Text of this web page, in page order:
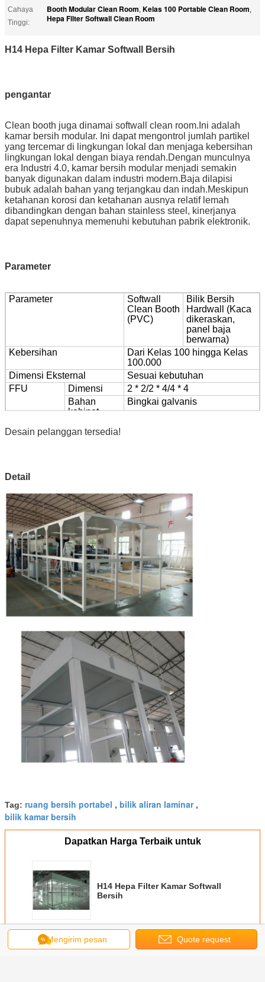
Cahaya
Tinggi:
Booth Modular Clean Room, Kelas 100 Portable Clean Room,
Hepa Filter Softwall Clean Room
H14 Hepa Filter Kamar Softwall Bersih
pengantar
Clean booth juga dinamai softwall clean room.Ini adalah
kamar bersih modular. Ini dapat mengontrol jumlah partikel
yang tercemar di lingkungan lokal dan menjaga kebersihan
lingkungan lokal dengan biaya rendah.Dengan munculnya
era Industri 4.0, kamar bersih modular menjadi semakin
banyak digunakan dalam industri modern.Baja dilapisi
bubuk adalah bahan yang terjangkau dan indah.Meskipun
ketahanan korosi dan ketahanan ausnya relatif lemah
dibandingkan dengan bahan stainless steel, kinerjanya
dapat sepenuhnya memenuhi kebutuhan pabrik elektronik.
Parameter
Parameter
Softwall
Clean Booth
(PVC)
Bilik Bersih
Hardwall (Kaca
dikeraskan,
panel baja
berwarna)
Kebersihan
Dari Kelas 100 hingga Kelas
100.000
Dimensi Eksternal
Sesuai kebutuhan
FFU
Dimensi
2 * 2/2 * 4/4 * 4
Bahan
kabinet
Bingkai galvanis
daya
Bahan Dinding
Dinding
PVC lunak
anti-statis
106 ~ 109Ω
tirai plastik
Petir Lampu
Tersedia dalam LED dan T5
Kondisi
udara
Sesuai
kebutuhan
Tersedia dalam AC suhu
konstan / suhu konstan dan
conditioner kelembaban
Desain pelanggan tersedia!
Detail
Tag: ruang bersih portabel , bilik aliran laminar,
bilik kamar bersih
Dapatkan Harga Terbaik untuk
H14 Hepa Filter Kamar Softwall
Bersih
Terus
Mengirim pesan Quote request